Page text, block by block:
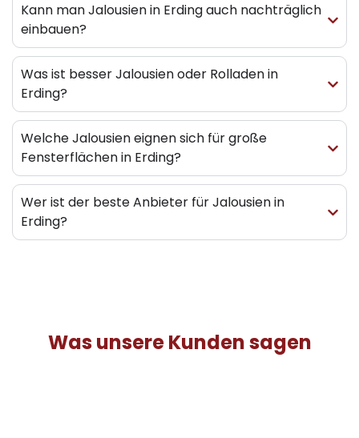
Kann man Jalousien in Erding auch nachträglich
einbauen?
Was ist besser Jalousien oder Rolladen in
Erding?
Welche Jalousien eignen sich für große
Fensterflächen in Erding?
Wer ist der beste Anbieter für Jalousien in
Erding?
Was unsere Kunden sagen